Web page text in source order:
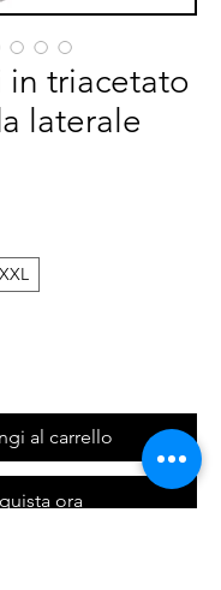
in triacetato
laterale
XXL
al carrello
ora